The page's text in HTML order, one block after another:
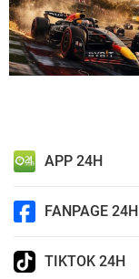
APP 24H
FANPAGE 24H
TIKTOK 24H